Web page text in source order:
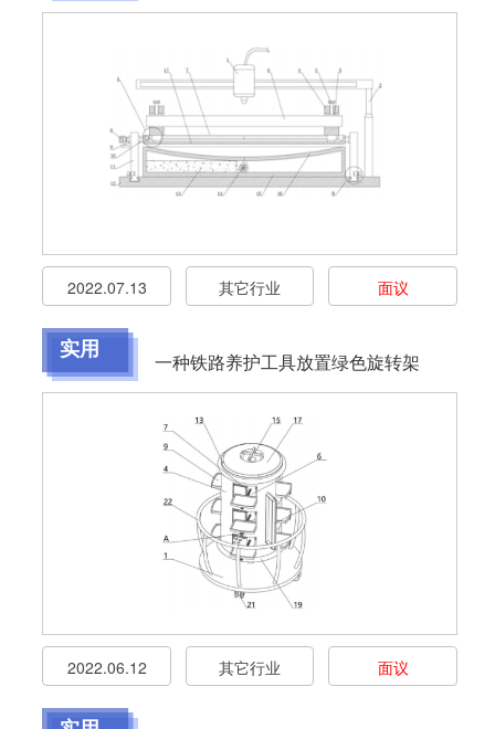
2022.07.13 其它行业 面议
实用 一种铁路养护工具放置绿色旋转架
2022.06.12 其它行业 面议